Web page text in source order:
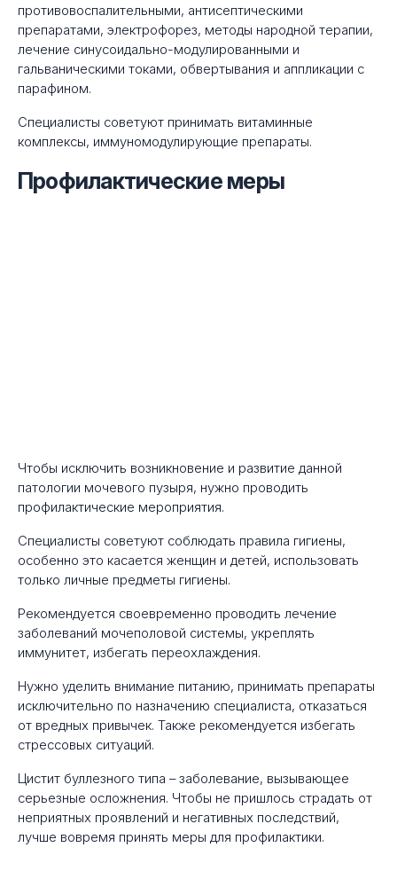
противовоспалительными, антисептическими
препаратами, электрофорез, методы народной терапии,
лечение синусоидально-модулированными и
гальваническими токами, обвертывания и аппликации с
парафином.
Специалисты советуют принимать витаминные
комплексы, иммуномодулирующие препараты.
Профилактические меры
Чтобы исключить возникновение и развитие данной
патологии мочевого пузыря, нужно проводить
профилактические мероприятия.
Специалисты советуют соблюдать правила гигиены,
особенно это касается женщин и детей, использовать
только личные предметы гигиены.
Рекомендуется своевременно проводить лечение
заболеваний мочеполовой системы, укреплять
иммунитет, избегать переохлаждения.
Нужно уделить внимание питанию, принимать препараты
исключительно по назначению специалиста, отказаться
от вредных привычек. Также рекомендуется избегать
стрессовых ситуаций.
Цистит буллезного типа – заболевание, вызывающее
серьезные осложнения. Чтобы не пришлось страдать от
неприятных проявлений и негативных последствий,
лучше вовремя принять меры для профилактики.